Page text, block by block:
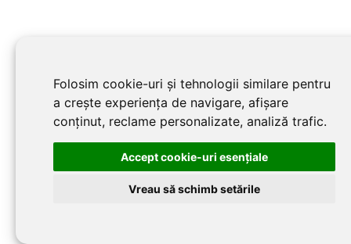
Folosim cookie-uri și tehnologii similare pentru
a crește experiența de navigare, afișare
conținut, reclame personalizate, analiză trafic.
Accept cookie-uri esenţiale
Vreau să schimb setările